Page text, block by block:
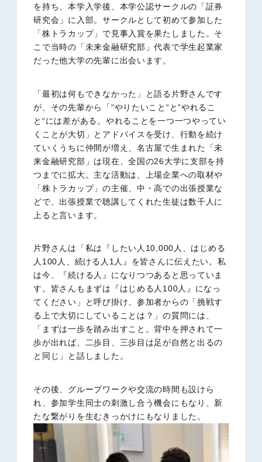
を持ち、本学入学後、本学公認サークルの「証券
研究会」に入部。サークルとして初めて参加した
「株トラカップ」で見事入賞を果たしました。そ
こで当時の「未来金融研究部」代表で学生起業家
だった他大学の先輩に出会います。
「最初は何もできなかった」と語る片野さんです
が、その先輩から「“やりたいこと“と”やれるこ
と“には差がある。やれることを一つ一つやってい
くことが大切」とアドバイスを受け、行動を続け
ていくうちに仲間が増え、名古屋で生まれた「未
来金融研究部」は現在、全国の26大学に支部を持
つまでに拡大。主な活動は、上場企業への取材や
「株トラカップ」の主催、中・高での出張授業な
どで、出張授業で聴講してくれた生徒は数千人に
上ると言います。
片野さんは「私は『したい人10,000人、はじめる
人100人、続ける人1人』を皆さんに伝えたい。私
は今、『続ける人』になりつつあると思っていま
す。皆さんもまずは『はじめる人100人』になっ
てください」と呼び掛け、参加者からの「挑戦す
る上で大切にしていることは？」の質問には、
「まずは一歩を踏み出すこと。背中を押されて一
歩が出れば、二歩目、三歩目は足が自然と出るの
と同じ」と話しました。
その後、グループワークや交流の時間も設けら
れ、参加学生同士の刺激し合う機会にもなり、新
たな繋がりを生むきっかけにもなりました。